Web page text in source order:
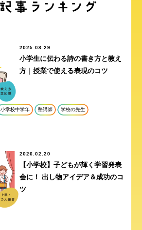
2025.08.29
小学生に伝わる詩の書き方と教え
方｜授業で使える表現のコツ
小学校中学年 塾講師 学校の先生
2026.02.20
【小学校】子どもが輝く学習発表
会に！ 出し物アイデア＆成功のコ
ツ